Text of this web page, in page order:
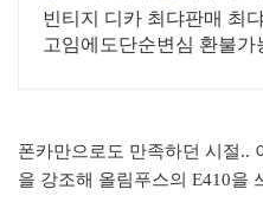
라 빈티지 디카 디지털
빈티지 디카 최댜판매 최
고임에도단순변심 환불가
폰카만으로도 만족하던 시절..
을 강조해 올림푸스의 E410을